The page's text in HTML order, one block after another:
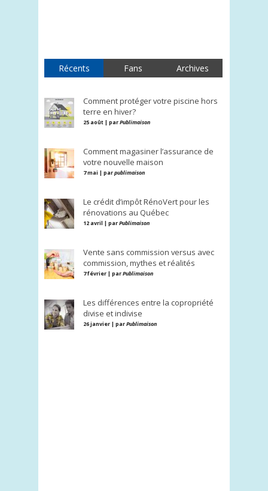
Récents Fans Archives
Comment protéger votre piscine hors
terre en hiver?
25 août | parPublimaison
Comment magasiner l’assurance de
votre nouvelle maison
7 mai | parpublimaison
Le crédit d’impôt RénoVert pour les
rénovations au Québec
12 avril | parPublimaison
Vente sans commission versus avec
commission, mythes et réalités
7 février | parPublimaison
Les différences entre la copropriété
divise et indivise
26 janvier | parPublimaison